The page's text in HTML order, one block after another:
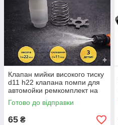
Клапан мийки високого тиску
d11 h22 клапана помпи для
автомойки ремкомплект на
мийку
Готово до відправки
65 ₴